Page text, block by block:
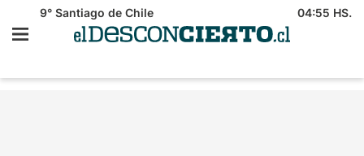
9° Santiago de Chile 04:55 HS.